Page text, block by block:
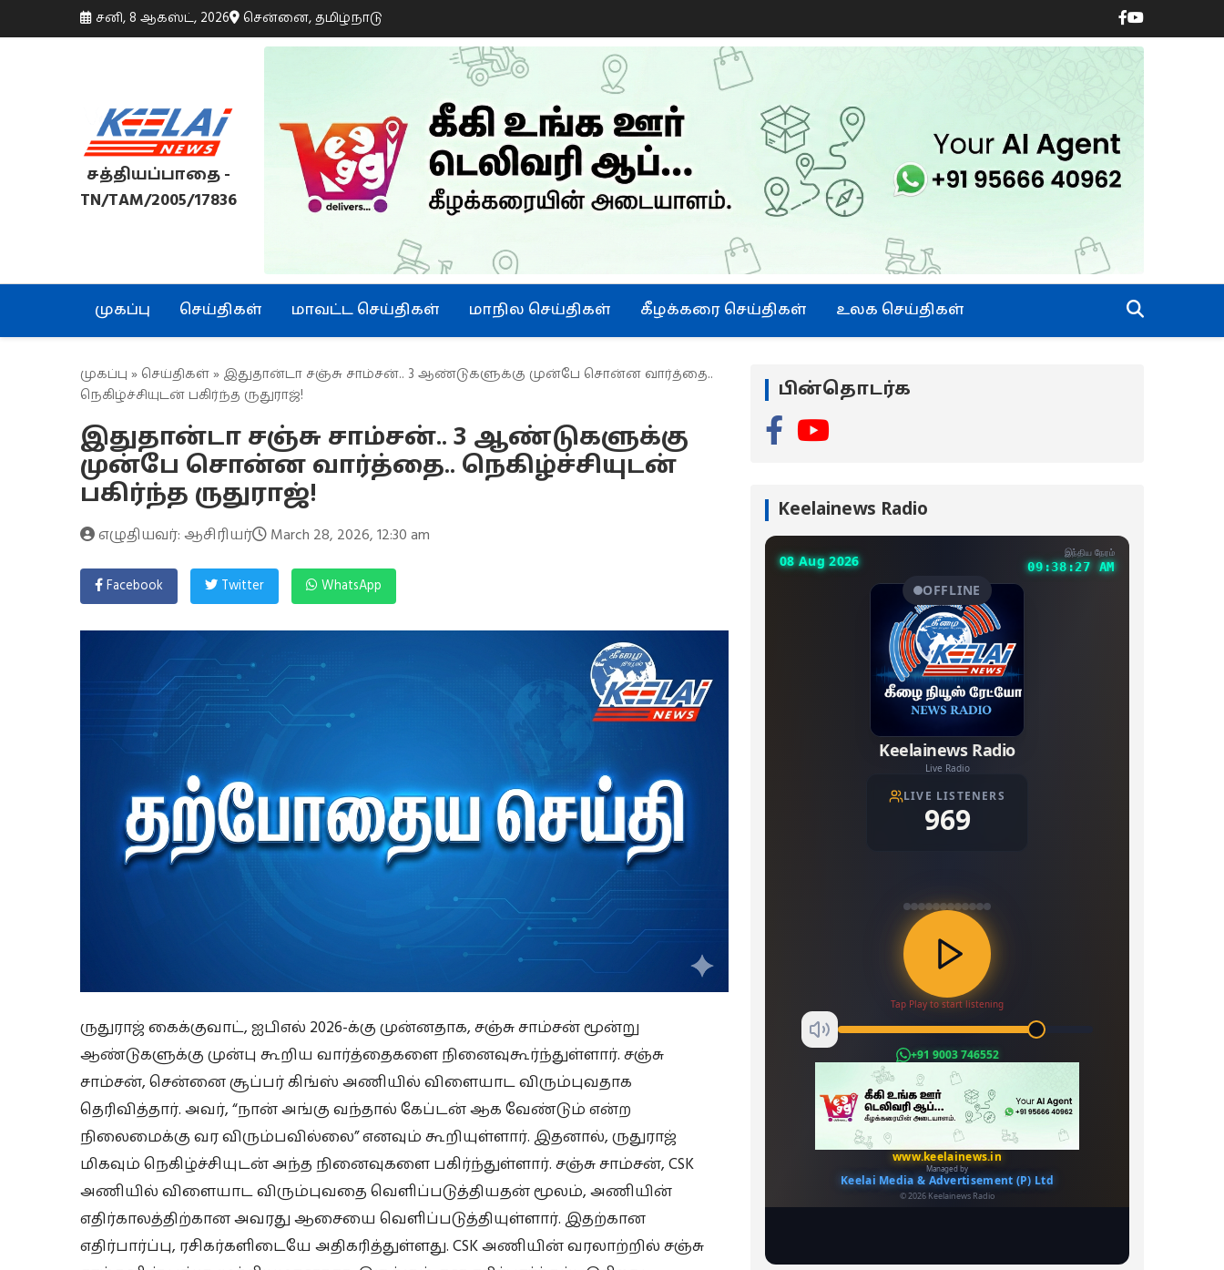
சனி, 8 ஆகஸ்ட், 2026 சென்னை, தமிழ்நாடு
சத்தியப்பாதை -
TN/TAM/2005/17836
முகப்பு செய்திகள் மாவட்ட செய்திகள் மாநில செய்திகள் கீழக்கரை செய்திகள் உலக செய்திகள்
முகப்பு » செய்திகள் » இதுதான்டா சஞ்சு சாம்சன்.. 3 ஆண்டுகளுக்கு முன்பே சொன்ன வார்த்தை..
நெகிழ்ச்சியுடன் பகிர்ந்த ருதுராஜ்!
இதுதான்டா சஞ்சு சாம்சன்.. 3 ஆண்டுகளுக்கு
முன்பே சொன்ன வார்த்தை.. நெகிழ்ச்சியுடன்
பகிர்ந்த ருதுராஜ்!
எழுதியவர்: ஆசிரியர் March 28, 2026, 12:30 am
Facebook Twitter WhatsApp
ருதுராஜ் கைக்குவாட், ஐபிஎல் 2026-க்கு முன்னதாக, சஞ்சு சாம்சன் மூன்று
ஆண்டுகளுக்கு முன்பு கூறிய வார்த்தைகளை நினைவுகூர்ந்துள்ளார். சஞ்சு
சாம்சன், சென்னை சூப்பர் கிங்ஸ் அணியில் விளையாட விரும்புவதாக
தெரிவித்தார். அவர், “நான் அங்கு வந்தால் கேப்டன் ஆக வேண்டும் என்ற
நிலைமைக்கு வர விரும்பவில்லை” எனவும் கூறியுள்ளார். இதனால், ருதுராஜ்
மிகவும் நெகிழ்ச்சியுடன் அந்த நினைவுகளை பகிர்ந்துள்ளார். சஞ்சு சாம்சன், CSK
அணியில் விளையாட விரும்புவதை வெளிப்படுத்தியதன் மூலம், அணியின்
எதிர்காலத்திற்கான அவரது ஆசையை வெளிப்படுத்தியுள்ளார். இதற்கான
எதிர்பார்ப்பு, ரசிகர்களிடையே அதிகரித்துள்ளது. CSK அணியின் வரலாற்றில் சஞ்சு
பின்தொடர்க
Keelainews Radio